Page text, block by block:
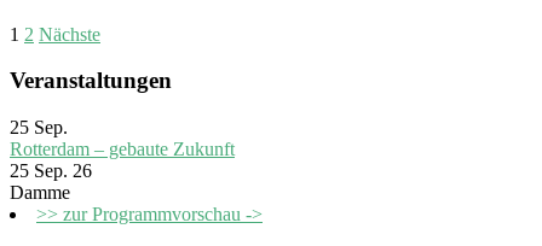
1 2 Nächste
Veranstaltungen
25 Sep.
Rotterdam – gebaute Zukunft
25 Sep. 26
Damme
>> zur Programmvorschau ->